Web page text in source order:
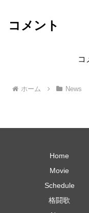
コメント
コ
ホーム News
Home
Movie
Schedule
格闘歌